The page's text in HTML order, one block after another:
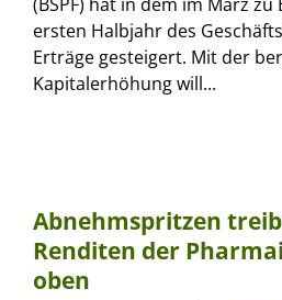
ersten Halbjahr des
Erträge gesteigert. Mit der
Kapitalerhöhung will...
Abnehmspritzen
Renditen der
oben